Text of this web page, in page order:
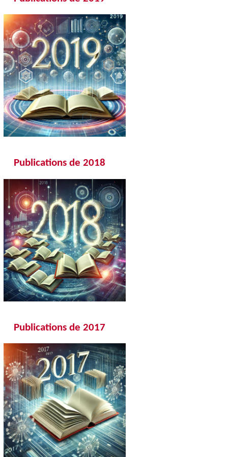
Publications de 2018
Publications de 2017